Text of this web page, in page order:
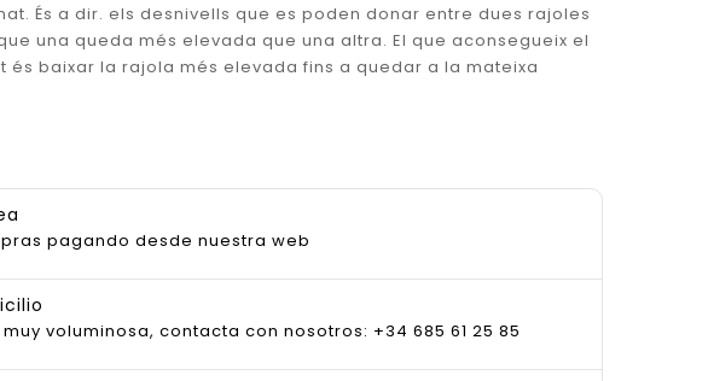
És a dir. els desnivells que es poden donar entre dues rajoles
una queda més elevada que una altra. El que aconsegueix el
és baixar la rajola més elevada fins a quedar a la mateixa
pagando desde nuestra web
voluminosa, contacta con nosotros: +34 685 61 25 85